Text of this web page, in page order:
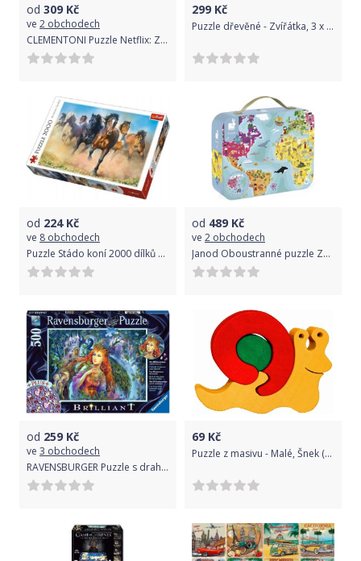
od 309 Kč
ve 2 obchodech
CLEMENTONI Puzzle Netflix: Zaklínač 1000 dílků
299 Kč
Puzzle dřevěné - Zvířátka, 3 x 24 dílů (Goki)
od 224Kč
ve 8 obchodech
Puzzle Stádo koní 2000 dílků 96x68cm v krabici 40x27x6cm
od 489 Kč
ve 2 obchodech
Janod Oboustranné puzzle Zeměkoule v kufříku
od 259 Kč
ve 3 obchodech
RAVENSBURGER Puzzle s drahokamy Vílí prach 500 dílků
69 Kč
Puzzle z masivu - Malé, Šnek (Fauna)